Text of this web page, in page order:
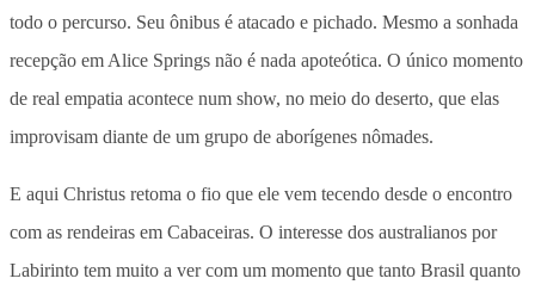
todo o percurso. Seu ônibus é atacado e pichado. Mesmo a sonhada
recepção em Alice Springs não é nada apoteótica. O único momento
de real empatia acontece num show, no meio do deserto, que elas
improvisam diante de um grupo de aborígenes nômades.
E aqui Christus retoma o fio que ele vem tecendo desde o encontro
com as rendeiras em Cabaceiras. O interesse dos australianos por
Labirinto tem muito a ver com um momento que tanto Brasil quanto